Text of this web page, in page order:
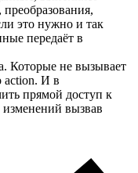
это нужно и так
передаёт в
Которые не вызывает
action. И в
прямой доступ к
вызвав